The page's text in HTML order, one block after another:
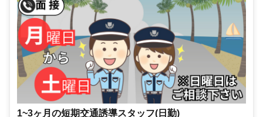
1~3ヶ月の短期交通誘導スタッフ(日勤)